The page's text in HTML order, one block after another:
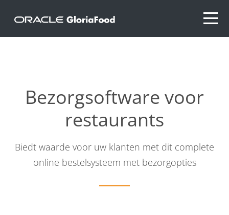
Bezorgsoftware voor
restaurants
Biedt waarde voor uw klanten met dit complete
online bestelsysteem met bezorgopties